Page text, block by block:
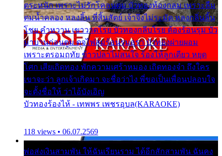
ตระหนัก เพราะไม่รักโคลนตม บัวทองท้องกลม เพราะลืม
ตมน้ำคลอง หลงลิ้น ที่สิ้นสัตย์ เจ้าจึงไม่ระมัด หลงกลิ่นลิ้น
โชย คำหวาน เขาวาดโรย บัวทองกลีบโรย ต้องร้อนรุม บัว
มาบานก่อนตูม ดุจไฟสุมร้อนรุมอุรา บัวทองผ่ายผอม
เพราะตรอมฤทัย ข้าวปลาไม่สนใจ ร้องไห้ลูกเดียว หยุด
โศก เสียเถิดทอง พักความเศร้าหมอง เถิดทองจ๋า ถึงใคร
เขาจะว่า ลูกเจ้าเกิดมา จะชื่อว่าไง พี่ขอเป็นเพื่อนปลอบใจ
จะตั้งชื่อให้ ว่าไอ้บังเอิญ
บัวทองร้องไห้ - เทพพร เพชรอุบล(KARAOKE)
118 views • 06.07.2569
พ่อส่งเงินสามพัน ให้ฉันเรียนราม ได้อีกสักสามพัน ฉันคง